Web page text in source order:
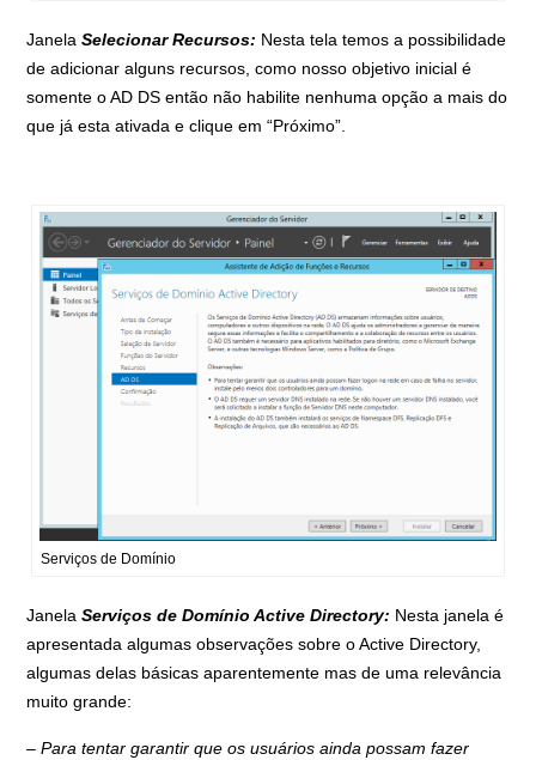
JanelaSelecionar Recursos: Nesta tela temos a possibilidade
de adicionar alguns recursos, como nosso objetivo inicial é
somente o AD DS então não habilite nenhuma opção a mais do
que já esta ativada e clique em “Próximo”.
Serviços de Domínio
JanelaServiços de Domínio Active Directory: Nesta janela é
apresentada algumas observações sobre o Active Directory,
algumas delas básicas aparentemente mas de uma relevância
muito grande:
– Para tentar garantir que os usuários ainda possam fazer